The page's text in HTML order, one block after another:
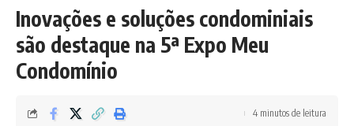
Inovações e soluções condominiais
são destaque na 5ª Expo Meu
Condomínio
4 minutos de leitura